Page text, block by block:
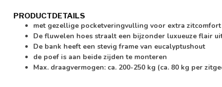
PRODUCTDETAILS
met gezellige pocketveringvulling voor extra zitcomfort
De fluwelen hoes straalt een bijzonder luxueuze flair
De bank heeft een stevig frame van eucalyptushout
de poef is aan beide zijden te monteren
Max. draagvermogen: ca. 200-250 kg (ca. 80 kg per